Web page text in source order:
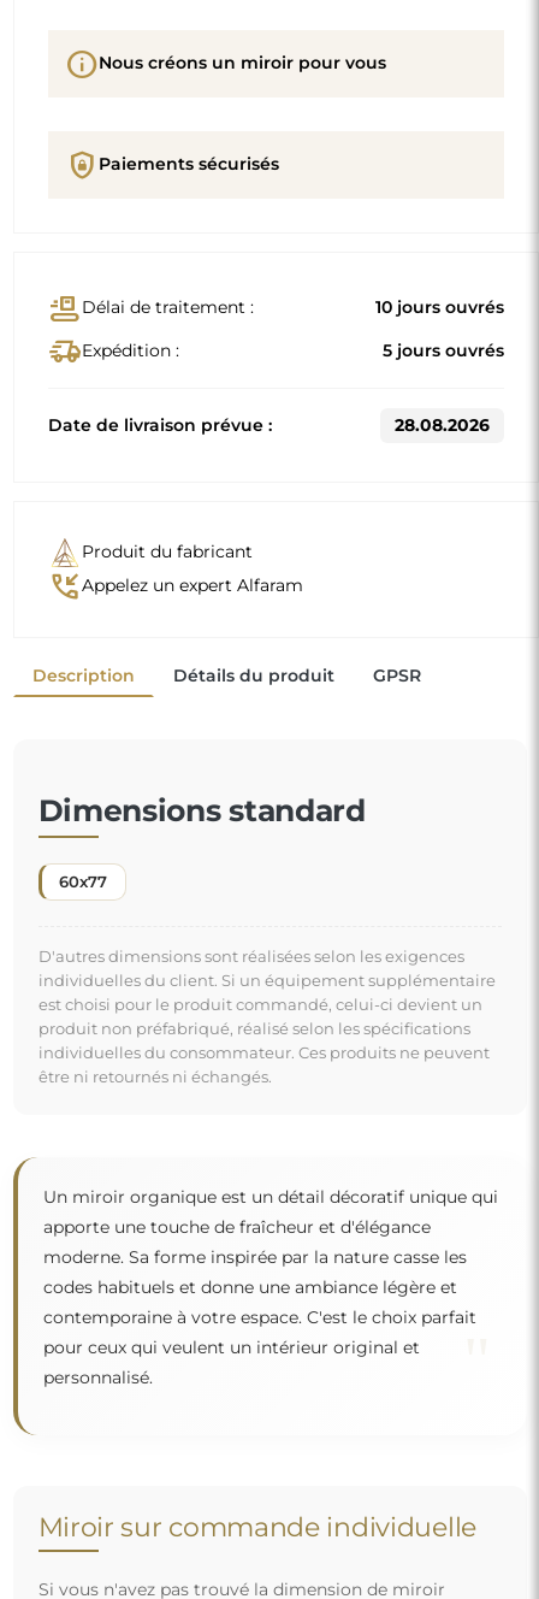
infoNous créons un miroir pour vous
shield_lock Paiements sécurisés
conveyor_beltDélai de traitement : 10 jours ouvrés
delivery_truck_speedExpédition : 5 jours ouvrés
Date de livraison prévue : 28.08.2026
Produit du fabricant
phone_callbackAppelez un expert Alfaram
Description Détails du produit GPSR
Dimensions standard
60x77
D'autres dimensions sont réalisées selon les exigences
individuelles du client. Si un équipement supplémentaire
est choisi pour le produit commandé, celui-ci devient un
produit non préfabriqué, réalisé selon les spécifications
individuelles du consommateur. Ces produits ne peuvent
être ni retournés ni échangés.
Un miroir organique est un détail décoratif unique qui
apporte une touche de fraîcheur et d'élégance
moderne. Sa forme inspirée par la nature casse les
codes habituels et donne une ambiance légère et
contemporaine à votre espace. C'est le choix parfait
pour ceux qui veulent un intérieur original et
personnalisé.
Miroir sur commande individuelle
Si vous n'avez pas trouvé la dimension de miroir